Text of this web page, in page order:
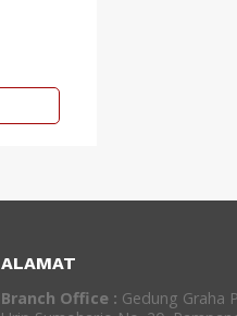
ALAMAT
Branch Office : Gedung Graha